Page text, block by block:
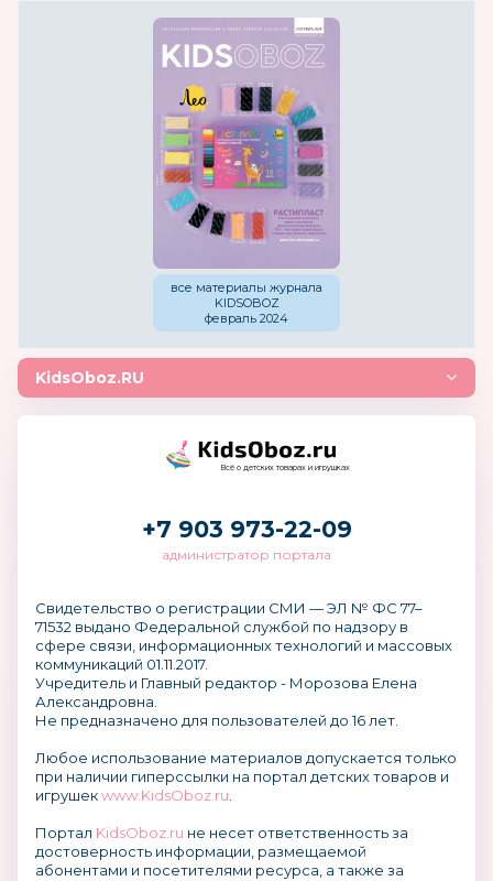
все материалы журнала
KIDSOBOZ
февраль 2024
KidsOboz.RU
Всё о детских товарах и игрушках
+7 903 973-22-09
администратор портала
Свидетельство о регистрации СМИ — ЭЛ № ФС 77–
71532 выдано Федеральной службой по надзору в
сфере связи, информационных технологий и массовых
коммуникаций 01.11.2017.
Учредитель и Главный редактор - Морозова Елена
Александровна.
Не предназначено для пользователей до 16 лет.
Любое использование материалов допускается только
при наличии гиперссылки на портал детских товаров и
игрушекwww.KidsOboz.ru
Портал KidsOboz.ru не несет ответственность за
достоверность информации, размещаемой
абонентами и посетителями ресурса, а также за